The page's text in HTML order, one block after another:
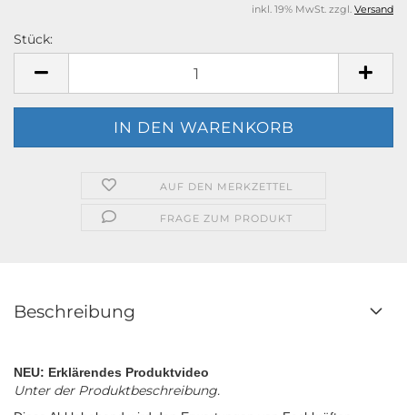
inkl. 19% MwSt. zzgl. Versand
Stück:
AUF DEN MERKZETTEL
FRAGE ZUM PRODUKT
Beschreibung
NEU: Erklärendes Produktvideo
Unter der Produktbeschreibung.